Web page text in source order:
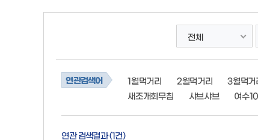
전체
연관검색어 1월먹거리 2월먹거리 3월먹거
새조개회무침
샤브샤브 여수
연관 검색결과(1건)